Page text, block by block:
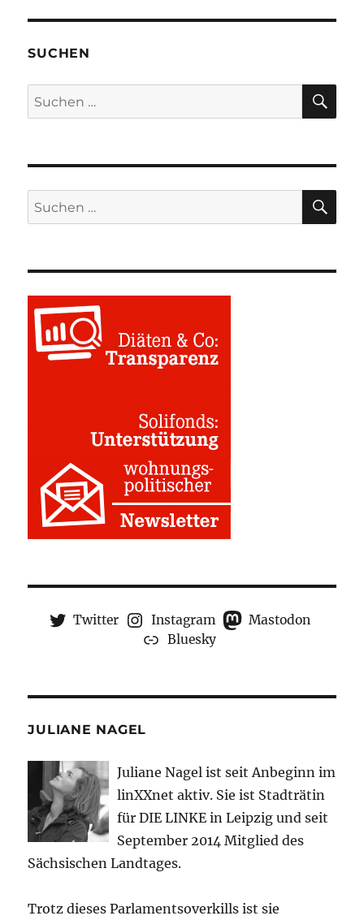
SUCHEN
Suchen
nach:
Suchen
nach:
Twitter Instagram
Mastodon
Bluesky
JULIANE NAGEL
Juliane Nagel ist seit Anbeginn im
linXXnet aktiv. Sie ist Stadträtin
für DIE LINKE in Leipzig und seit
September 2014 Mitglied des
Sächsischen Landtages.
Trotz dieses Parlamentsoverkills ist sie